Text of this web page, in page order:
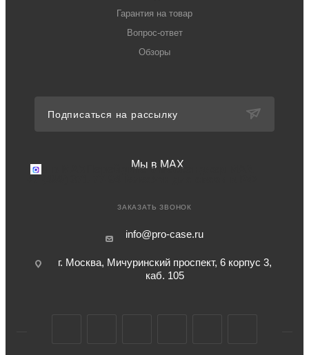
Гарантия на товар
Вопрос-ответ
Обзоры
Подписаться на рассылку
Мы в MAX
Мы в MAX
Перейдите в мессенджер MAX
ЗАКАЗАТЬ ЗВОНОК
info@pro-case.ru
г. Москва, Мичуринский проспект, 6 корпус 3,
каб. 105